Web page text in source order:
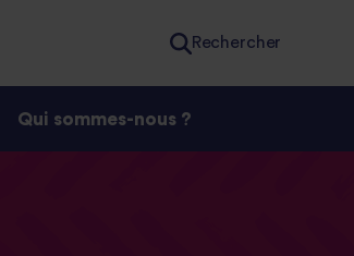
Rechercher
Qui sommes-nous ?